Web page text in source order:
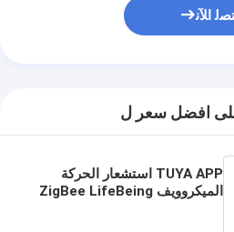
ﺍﻶﻧ
افضل سعر ل
TUYA APP استشعار الحركة
الميكروويف ZigBee LifeBeing